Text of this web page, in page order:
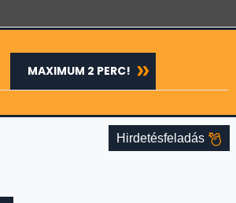
MAXIMUM 2 PERC!
Hirdetésfeladás